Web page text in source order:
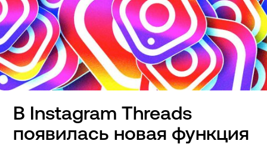
В Instagram Threads
появилась новая функция